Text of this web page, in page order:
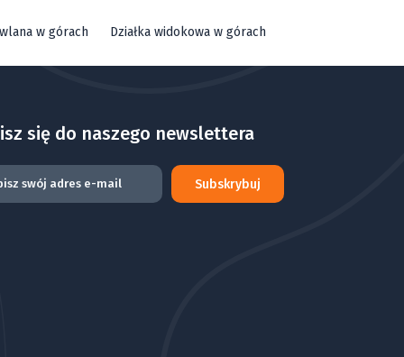
w górach Działka widokowa w górach
się do naszego newslettera
Subskrybuj